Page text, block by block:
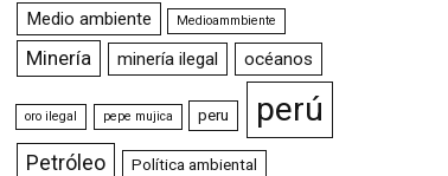
Medio ambiente Medioammbiente
Minería minería ilegal océanos
oro ilegal pepe mujica peru perú
Petróleo Política ambiental